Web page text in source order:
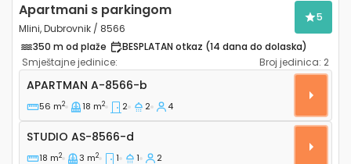
Apartmani s parkingom
Mlini, Dubrovnik / 8566
5
350 m od plaže
BESPLATAN otkaz (14 dana do dolaska)
Smještajne jedinice:
Broj jedinica: 2
Dvosobni apartman Mlini, Dubrovnik A-8566-b
APARTMAN A-8566-b
56 m2 18 m2 2 2 4
Studio AS-8566-d
STUDIO AS-8566-d
18 m2 3 m2 1 1 2